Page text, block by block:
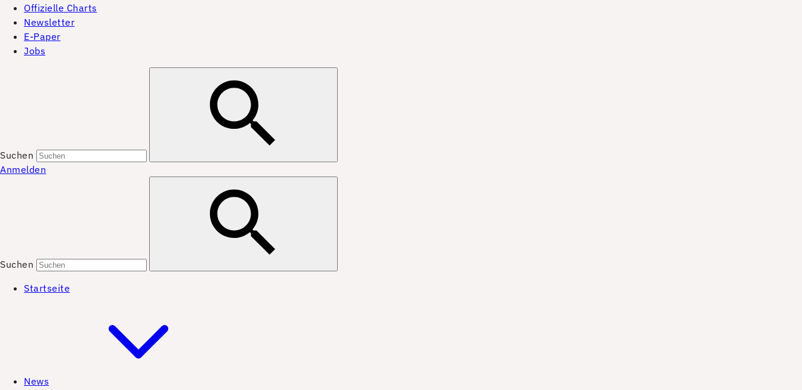
Offizielle Charts
Newsletter
E-Paper
Jobs
Suchen
Anmelden
Suchen
Startseite
News